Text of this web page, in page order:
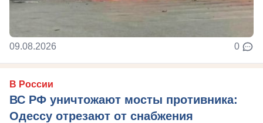
09.08.2026 0
В России
ВС РФ уничтожают мосты противника:
Одессу отрезают от снабжения